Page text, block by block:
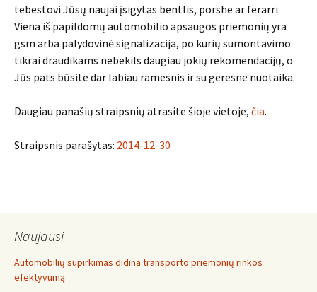
tebestovi Jūsų naujai įsigytas bentlis, porshe ar ferarri.
Viena iš papildomų automobilio apsaugos priemonių yra
gsm arba palydovinė signalizacija, po kurių sumontavimo
tikrai draudikams nebekils daugiau jokių rekomendacijų, o
Jūs pats būsite dar labiau ramesnis ir su geresne nuotaika.
Daugiau panašių straipsnių atrasite šioje vietoje, čia.
Straipsnis parašytas: 2014-12-30
Naujausi
Automobilių supirkimas didina transporto priemonių rinkos
efektyvumą